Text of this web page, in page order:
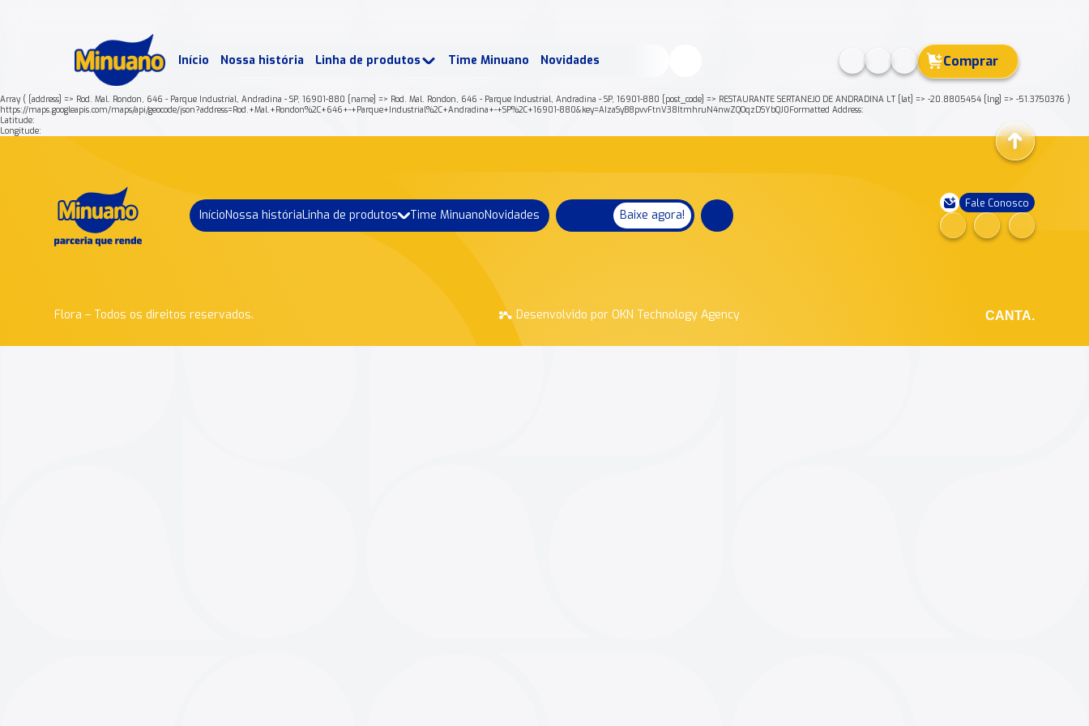
Início Nossa história Linha de produtos Time Minuano Novidades Comprar
Array ( [address] => Rod. Mal. Rondon, 646 - Parque Industrial, Andradina - SP, 16901-880 [name] => Rod. Mal. Rondon, 646 - Parque Industrial, Andradina - SP, 16901-880 [post_code] => RESTAURANTE SERTANEJO DE ANDRADINA LT [lat] => -20.8805454 [lng] => -51.3750376 )
https://maps.googleapis.com/maps/api/geocode/json?address=Rod.+Mal.+Rondon%2C+646+-+Parque+Industrial%2C+Andradina+-+SP%2C+16901-880&key=AIzaSyB8pvvFtnV38ItmhruN4nwZQOqzDSYbQJ0Formatted Address:
Latitude:
Longitude:
InícioNossa históriaLinha de produtos Time MinuanoNovidades Baixe agora!
Fale Conosco
Flora – Todos os direitos reservados. Desenvolvido por OKN Technology Agency CANTA.